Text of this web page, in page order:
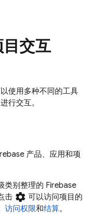
交互
使用多种不同的工具
行交互。
产品、应用和项
类别整理的 Firebase
击 settings 可以访问项目的
访问权限和结算。